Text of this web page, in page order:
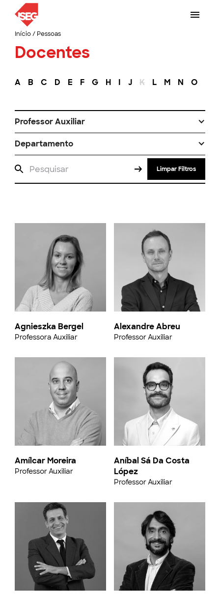
Início/ Pessoas
Docentes
A B C D E F G H I J K L M N O
Professor Auxiliar
Departamento
Limpar Filtros
Agnieszka Bergel
Professora Auxiliar
Amílcar Moreira
Professor Auxiliar
Alexandre Abreu
Professor Auxiliar
Aníbal Sá Da Costa
López
Professor Auxiliar